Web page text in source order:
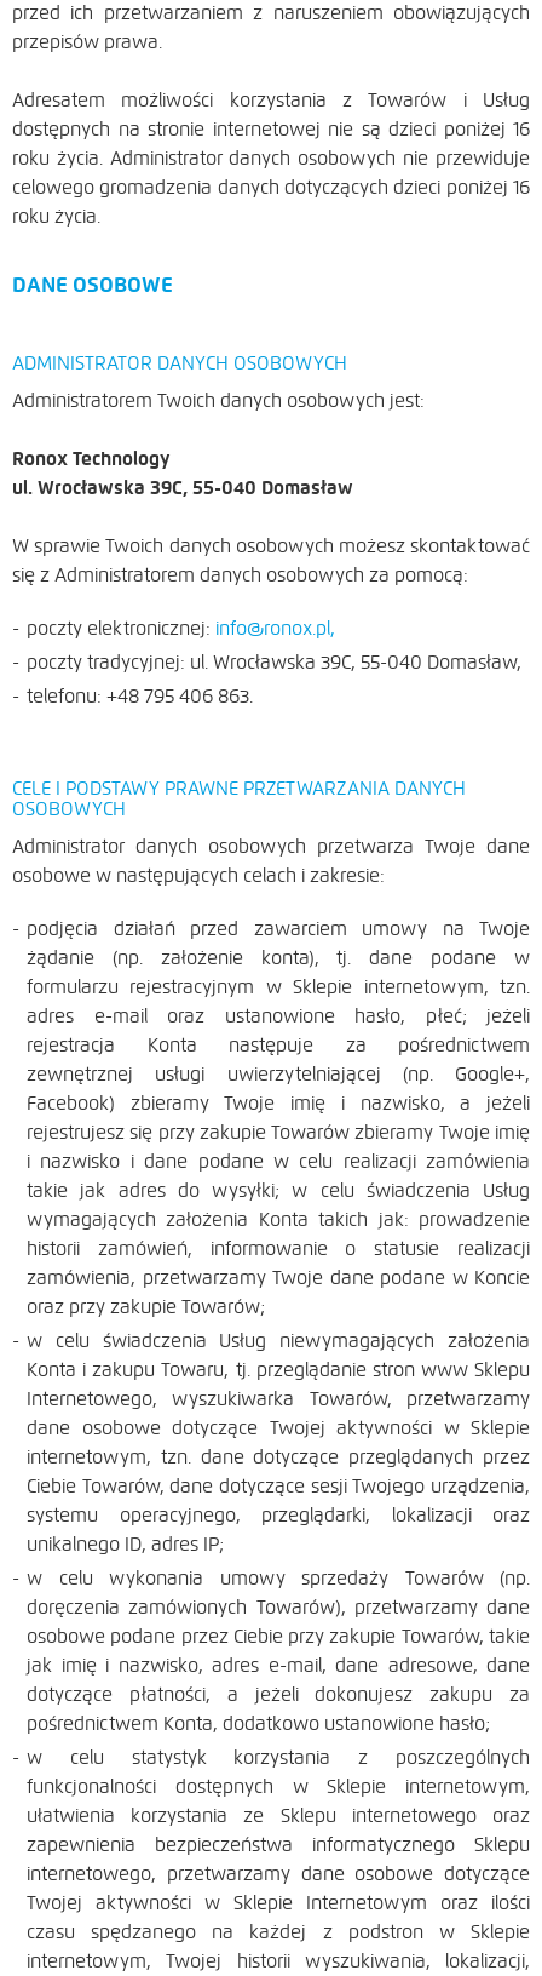
przed ich przetwarzaniem z naruszeniem obowiązujących
przepisów prawa.
Adresatem możliwości korzystania z Towarów i Usług
dostępnych na stronie internetowej nie są dzieci poniżej 16
roku życia. Administrator danych osobowych nie przewiduje
celowego gromadzenia danych dotyczących dzieci poniżej 16
roku życia.
DANE OSOBOWE
ADMINISTRATOR DANYCH OSOBOWYCH
Administratorem Twoich danych osobowych jest:
Ronox Technology
ul. Wrocławska 39C, 55-040 Domasław
W sprawie Twoich danych osobowych możesz skontaktować
się z Administratorem danych osobowych za pomocą:
poczty elektronicznej: info@ronox.pl,
poczty tradycyjnej: ul. Wrocławska 39C, 55-040 Domasław,
telefonu: +48 795 406 863.
CELE I PODSTAWY PRAWNE PRZETWARZANIA DANYCH
OSOBOWYCH
Administrator danych osobowych przetwarza Twoje dane
osobowe w następujących celach i zakresie:
podjęcia działań przed zawarciem umowy na Twoje
żądanie (np. założenie konta), tj. dane podane w
formularzu rejestracyjnym w Sklepie internetowym, tzn.
adres e-mail oraz ustanowione hasło, płeć; jeżeli
rejestracja Konta następuje za pośrednictwem
zewnętrznej usługi uwierzytelniającej (np. Google+,
Facebook) zbieramy Twoje imię i nazwisko, a jeżeli
rejestrujesz się przy zakupie Towarów zbieramy Twoje imię
i nazwisko i dane podane w celu realizacji zamówienia
takie jak adres do wysyłki; w celu świadczenia Usług
wymagających założenia Konta takich jak: prowadzenie
historii zamówień, informowanie o statusie realizacji
zamówienia, przetwarzamy Twoje dane podane w Koncie
oraz przy zakupie Towarów;
w celu świadczenia Usług niewymagających założenia
Konta i zakupu Towaru, tj. przeglądanie stron www Sklepu
Internetowego, wyszukiwarka Towarów, przetwarzamy
dane osobowe dotyczące Twojej aktywności w Sklepie
internetowym, tzn. dane dotyczące przeglądanych przez
Ciebie Towarów, dane dotyczące sesji Twojego urządzenia,
systemu operacyjnego, przeglądarki, lokalizacji oraz
unikalnego ID, adres IP;
w celu wykonania umowy sprzedaży Towarów (np.
doręczenia zamówionych Towarów), przetwarzamy dane
osobowe podane przez Ciebie przy zakupie Towarów, takie
jak imię i nazwisko, adres e-mail, dane adresowe, dane
dotyczące płatności, a jeżeli dokonujesz zakupu za
pośrednictwem Konta, dodatkowo ustanowione hasło;
w celu statystyk korzystania z poszczególnych
funkcjonalności dostępnych w Sklepie internetowym,
ułatwienia korzystania ze Sklepu internetowego oraz
zapewnienia bezpieczeństwa informatycznego Sklepu
internetowego, przetwarzamy dane osobowe dotyczące
Twojej aktywności w Sklepie Internetowym oraz ilości
czasu spędzanego na każdej z podstron w Sklepie
internetowym, Twojej historii wyszukiwania, lokalizacji,